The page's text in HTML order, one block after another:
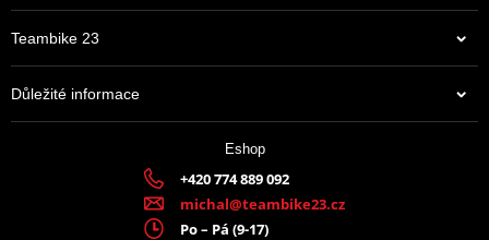
Na centrálním skladu v ČR
Teambike 23
Důležité informace
Eshop
+420 774 889 092
michal@teambike23.cz
Po – Pá (9-17)